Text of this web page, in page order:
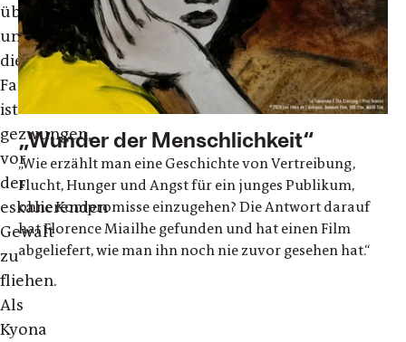
überfallen
und
die
Familie
ist
gezwungen,
vor
der
eskalierenden
Gewalt
zu
fliehen.
Als
Kyona
„Wunder der Menschlichkeit“
„Wie erzählt man eine Geschichte von Vertreibung,
Flucht, Hunger und Angst für ein junges Publikum,
ohne Kompromisse einzugehen? Die Antwort darauf
hat Florence Miailhe gefunden und hat einen Film
abgeliefert, wie man ihn noch nie zuvor gesehen hat.“